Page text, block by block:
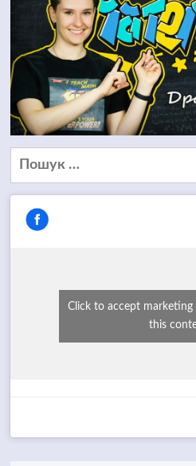
Пошук:
Click to accept marketing
this